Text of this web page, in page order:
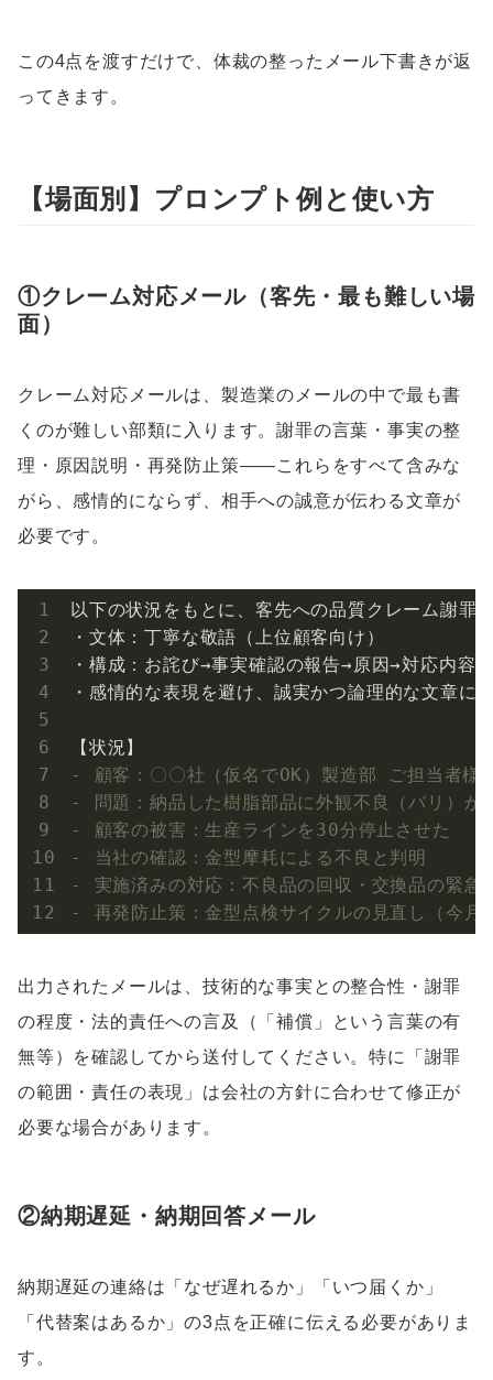
この4点を渡すだけで、体裁の整ったメール下書きが返
ってきます。
【場面別】プロンプト例と使い方
①クレーム対応メール（客先・最も難しい場
面）
クレーム対応メールは、製造業のメールの中で最も書
くのが難しい部類に入ります。謝罪の言葉・事実の整
理・原因説明・再発防止策——これらをすべて含みな
がら、感情的にならず、相手への誠意が伝わる文章が
必要です。
以下の状況をもとに、客先への品質クレーム謝罪
・文体：丁寧な敬語（上位顧客向け）
・構成：お詫び→事実確認の報告→原因→対応内容
・感情的な表現を避け、誠実かつ論理的な文章に
- 顧客：〇〇社（仮名でOK）製造部 ご担当者様
- 問題：納品した樹脂部品に外観不良（バリ）
- 顧客の被害：生産ラインを30分停止させた
- 当社の確認：金型摩耗による不良と判明
- 実施済みの対応：不良品の回収・交換品の緊急
- 再発防止策：金型点検サイクルの見直し（今月
出力されたメールは、技術的な事実との整合性・謝罪
の程度・法的責任への言及（「補償」という言葉の有
無等）を確認してから送付してください。特に「謝罪
の範囲・責任の表現」は会社の方針に合わせて修正が
必要な場合があります。
②納期遅延・納期回答メール
納期遅延の連絡は「なぜ遅れるか」「いつ届くか」
「代替案はあるか」の3点を正確に伝える必要がありま
す。